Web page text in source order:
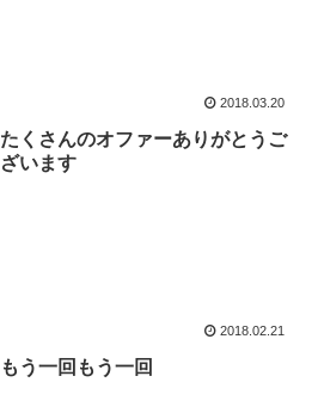
2018.03.20
たくさんのオファーありがとうご
ざいます
2018.02.21
もう一回もう一回